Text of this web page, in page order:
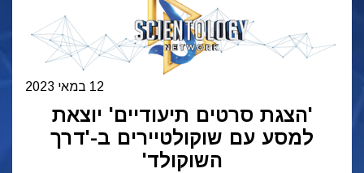
12 במאי 2023
'הצגת סרטים תיעודיים' יוצאת
למסע עם שוקולטיירים ב-'דרך
השוקולד'